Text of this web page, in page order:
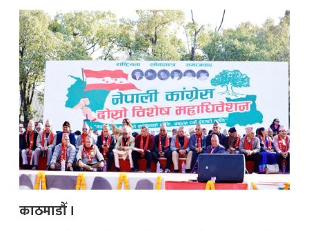
काठमाडौँ ।